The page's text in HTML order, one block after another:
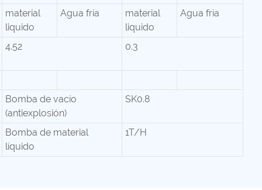
material
liquido
Agua fría
material
liquido
Agua fría
4.52 0.3
Bomba de vacío
(antiexplosión)
SK0.8
Bomba de material
líquido
1T/H